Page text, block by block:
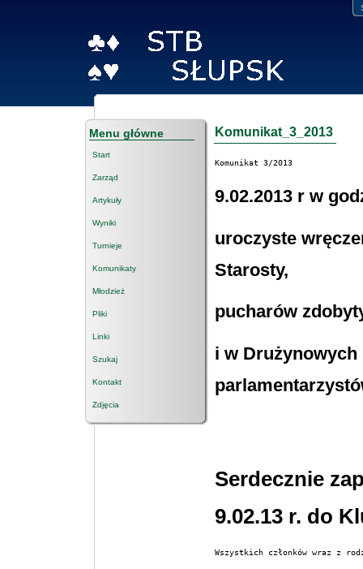
Menu główne
Start
Zarząd
Artykuły
Wyniki
Turnieje
Komunikaty
Młodzież
Pliki
Linki
Szukaj
Kontakt
Zdjęcia
Komunikat_3_2013
Komunikat 3/2013
9.02.2013 r w
uroczyste
Starosty,
pucharów
i w
Serdecznie
9.02.13 r. do
Wszystkich członków wraz z